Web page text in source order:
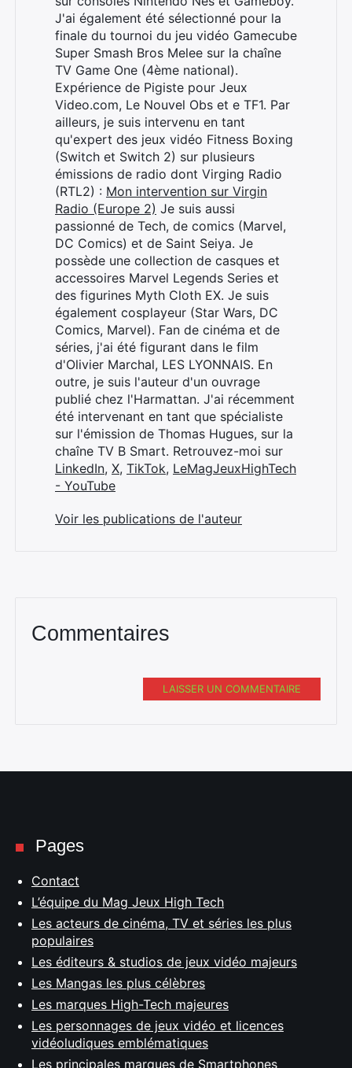
J'ai également été sélectionné pour la
finale du tournoi du jeu vidéo Gamecube
Super Smash Bros Melee sur la chaîne
TV Game One (4ème national).
Expérience de Pigiste pour Jeux
Video.com, Le Nouvel Obs et e TF1. Par
ailleurs, je suis intervenu en tant
qu'expert des jeux vidéo Fitness Boxing
(Switch et Switch 2) sur plusieurs
émissions de radio dont Virging Radio
(RTL2) : Mon intervention sur Virgin
Radio (Europe 2) Je suis aussi
passionné de Tech, de comics (Marvel,
DC Comics) et de Saint Seiya. Je
possède une collection de casques et
accessoires Marvel Legends Series et
des figurines Myth Cloth EX. Je suis
également cosplayeur (Star Wars, DC
Comics, Marvel). Fan de cinéma et de
séries, j'ai été figurant dans le film
d'Olivier Marchal, LES LYONNAIS. En
outre, je suis l'auteur d'un ouvrage
publié chez l'Harmattan. J'ai récemment
été intervenant en tant que spécialiste
sur l'émission de Thomas Hugues, sur la
chaîne TV B Smart. Retrouvez-moi sur
LinkedIn, X, TikTok, LeMagJeuxHighTech
- YouTube
Voir les publications de l'auteur
Commentaires
LAISSER UN COMMENTAIRE
Pages
Contact
L’équipe du Mag Jeux High Tech
Les acteurs de cinéma, TV et séries les plus
populaires
Les éditeurs & studios de jeux vidéo majeurs
Les Mangas les plus célèbres
Les marques High-Tech majeures
Les personnages de jeux vidéo et licences
vidéoludiques emblématiques
Les principales marques de Smartphones
Rechercher
: